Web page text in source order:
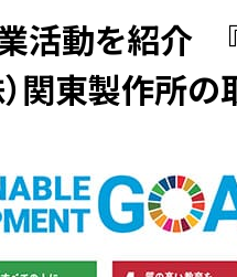
活動を紹介 『
）関東製作所